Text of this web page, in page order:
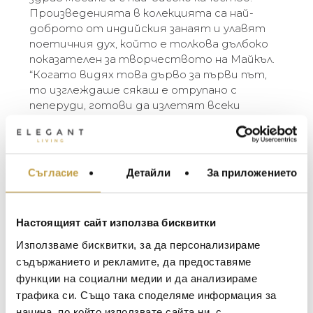
Съгласие Детайли За приложението
Настоящият сайт използва бисквитки
Използваме бисквитки, за да персонализираме
съдържанието и рекламите, да предоставяме
функции на социални медии и да анализираме
трафика си. Също така споделяме информация за
Произведенията в колекцията са най-
доброто от индийския занаят и улавят
поетичния дух, който е толкова дълбоко
показателен за творчеството на Майкъл.
“Когато видях това дърво за първи път,
то изглеждаше сякаш e отрупано с
пеперуди, готови да излетят всеки
или издам някакъв звук. Беше магическо,
трансформира – от флора във фауна само
с едно мигване на окото…” – Michael Aram
representation of flora as fauna. Michael’s
fascination with a particular type of ginkgo tree,
the ginkgo Biloba, or “Butterfly ginkgo”, which
grows with a double leaf reminiscent of a
butterfly’s wings, gave rise to a fantasia image of
the plant. Executed at the highest level of
МЕБЕЛИ ЗА ДОМА И
ЗА МАСАТА
ТЕКСТИЛ ЗА ДОМА
АРОМАТИ ЗА ДОМА
BACCARAT
TOM DIXON
MICHAEL ARAM